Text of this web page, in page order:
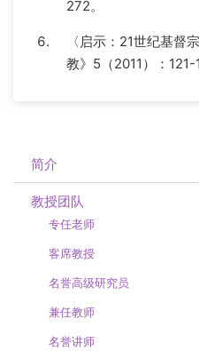
272。
〈启示：21世纪基督
教》5（2011）：121-
简介
教授团队
专任老师
客席教授
名誉高级研究员
兼任教师
名誉讲师